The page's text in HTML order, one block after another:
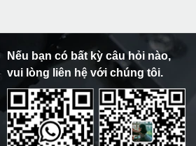
Nếu bạn có bất kỳ câu hỏi nào,
vui lòng liên hệ với chúng tôi.